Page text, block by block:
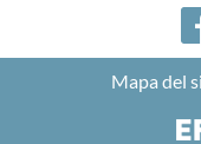
Mapa del